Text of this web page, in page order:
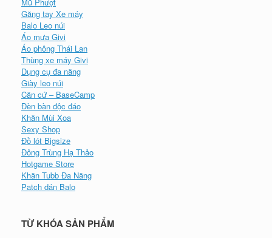
Găng tay Xe máy
Balo Leo núi
Áo mưa Givi
Áo phông Thái Lan
Thùng xe máy Givi
Dụng cụ đa năng
Giày leo núi
Căn cứ – BaseCamp
Đèn bàn độc đáo
Khăn Mùi Xoa
Sexy Shop
Đồ lót Bigsize
Đông Trùng Hạ Thảo
Hotgame Store
Khăn Tubb Đa Năng
Patch dán Balo
TỪ KHÓA SẢN PHẨM